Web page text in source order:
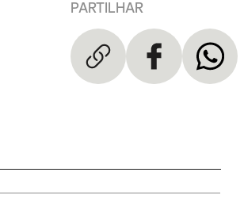
PARTILHAR